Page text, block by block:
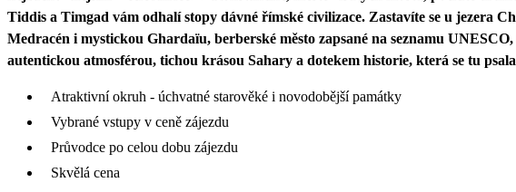
Tiddis a Timgad vám odhalí stopy dávné římské civilizace. Zastavíte se u jezera
Medracén i mystickou Ghardaïu, berberské město zapsané na seznamu
autentickou atmosférou, tichou krásou Sahary a dotekem historie, která se tu
Atraktivní okruh - úchvatné starověké i novodobější památky
Vybrané vstupy v ceně zájezdu
Průvodce po celou dobu zájezdu
Skvělá cena